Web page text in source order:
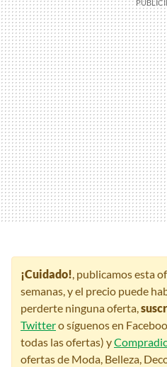
¡Cuidado!, publicamos esta
semanas, y el precio puede
perderte ninguna oferta,
Twittero síguenos en
todas las ofertas) y
ofertas de Moda, Belleza,